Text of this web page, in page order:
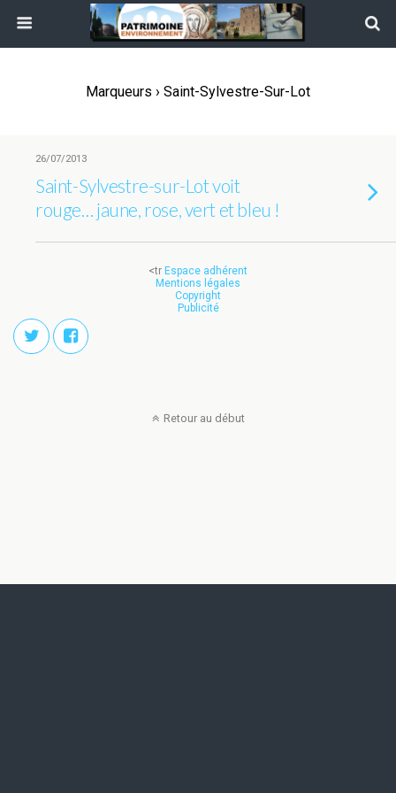
Marqueurs › Saint-Sylvestre-Sur-Lot
26/07/2013
Saint-Sylvestre-sur-Lot voit
rouge… jaune, rose, vert et bleu !
<tr Espace adhérent
Mentions légales
Copyright
Publicité
Retour au début